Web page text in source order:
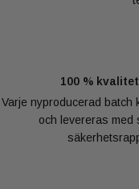
100 %
Varje nyproducerad batch
och levereras med